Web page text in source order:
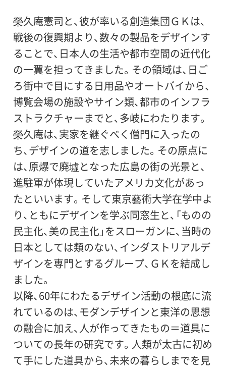
会場：
世田谷美術館 1階展示室
主催：
世田谷美術館（公益財団法人せたがや文化財
団）
後援：
世田谷区、世田谷区教育委員会
特別協力：
GKデザイングループ
助成：
芸術文化振興基金
ヤマハ発動機株式会社、キッコーマン株式会
東日本旅客鉄道株式会社、日本航空株式会
榮久庵憲司と、彼が率いる創造集団ＧＫは、
戦後の復興期より、数々の製品をデザインす
ることで、日本人の生活や都市空間の近代化
の一翼を担ってきました。その領域は、日ご
ろ街中で目にする日用品やオートバイから、
博覧会場の施設やサイン類、都市のインフラ
ストラクチャーまでと、多岐にわたります。
榮久庵は、実家を継ぐべく僧門に入ったの
ち、デザインの道を志しました。その原点に
は、原爆で廃墟となった広島の街の光景と、
進駐軍が体現していたアメリカ文化があっ
たといいます。そして東京藝術大学在学中よ
り、ともにデザインを学ぶ同窓生と、「ものの
民主化、美の民主化」をスローガンに、当時の
日本としては類のない、インダストリアルデ
ザインを専門とするグループ、ＧＫを結成し
ました。
以降、60年にわたるデザイン活動の根底に流
れているのは、モダンデザインと東洋の思想
の融合に加え、人が作ってきたもの＝道具に
ついての長年の研究です。人類が太古に初め
て手にした道具から、未来の暮らしまでを見